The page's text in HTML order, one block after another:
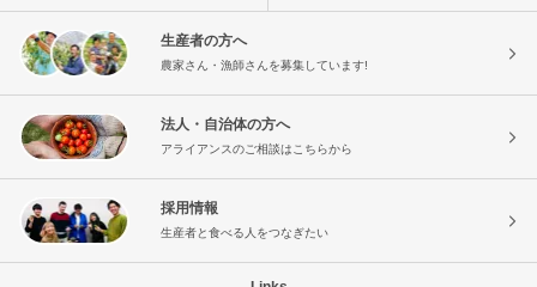
生産者の方へ
農家さん・漁師さんを募集しています!
法人・自治体の方へ
アライアンスのご相談はこちらから
採用情報
生産者と食べる人をつなぎたい